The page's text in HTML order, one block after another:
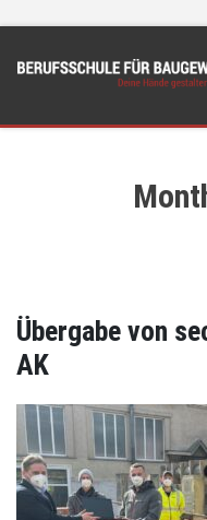
Übergabe von
AK